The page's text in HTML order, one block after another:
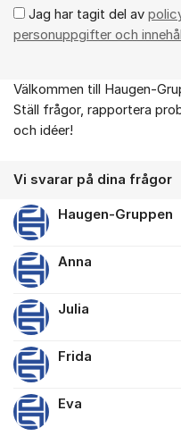
Jag har tagit del av
personuppgifter och
Om forumet
Välkommen till Haugen-
Ställ frågor, rapportera
och idéer!
Vi svarar på dina frågor
Haugen-Gruppen
Anna
Julia
Frida
Eva